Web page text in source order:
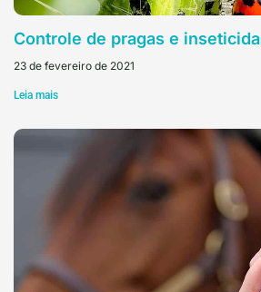
Controle de pragas e
23 de fevereiro de 2021
Leia mais